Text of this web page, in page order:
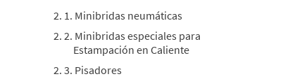
2. 1. Minibridas neumáticas
2. 2. Minibridas especiales para
Estampación en Caliente
2. 3. Pisadores